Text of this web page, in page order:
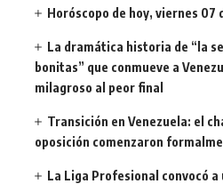
Horóscopo de hoy, viernes 07
La dramática historia de “la
bonitas” que conmueve a
milagroso al peor final
Transición en Venezuela: el
oposición comenzaron
La Liga Profesional convocó